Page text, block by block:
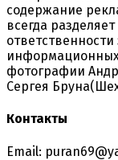
содержание
всегда
фотографии
Сергея
Контакты
Email: